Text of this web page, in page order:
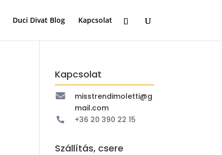
Duci Divat Blog Kapcsolat
Kapcsolat
misstrendimoletti@g
mail.com
+36 20 390 22 15
Szállítás, csere